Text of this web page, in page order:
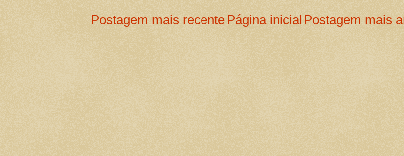
Postagem mais recente Postagem mais
Página inicial